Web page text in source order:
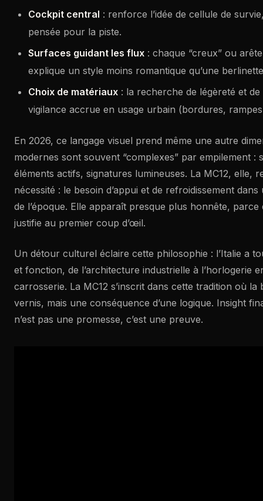
Cockpit central : renforce l’idée de cellule de
pensée pour la piste.
Surfaces guidant les flux : chaque “creux” ou
explique un style moins romantique qu’une
Choix de matériaux : la recherche de légèreté et
vigilance accrue en usage urbain (bordures,
En 2026, ce langage visuel prend même une autre
modernes sont souvent “complexes” par empilement :
éléments actifs, signatures lumineuses. La MC12, elle,
nécessité : le besoin d’appui et de refroidissement
de l’époque. Elle apparaît presque plus honnête,
justifie au premier coup d’œil.
Un détour culturel éclaire cette philosophie : l’Italie a
et fonction, de l’architecture industrielle à l’horlogerie
carrosserie. La MC12 s’inscrit dans cette tradition où la
vernis, mais une conséquence d’une logique. Insight
n’est pas une promesse, c’est une preuve.